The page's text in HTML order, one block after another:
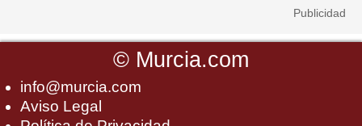
© Murcia.com
info@murcia.com
Aviso Legal